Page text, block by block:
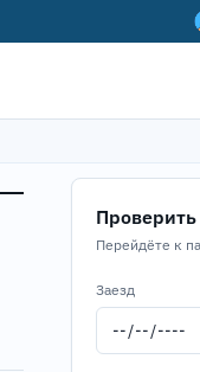
Перейдёте к
Заезд